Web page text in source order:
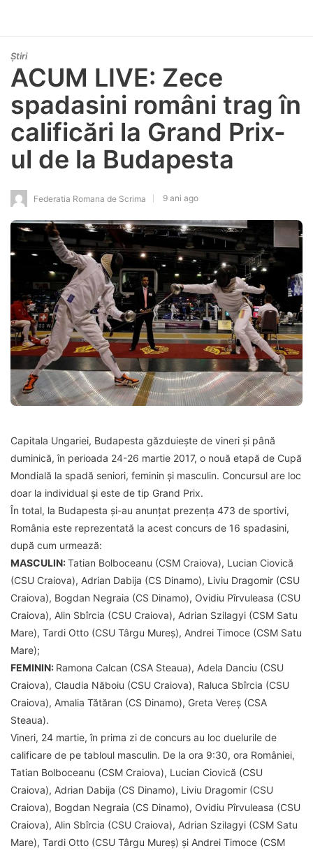
Știri
ACUM LIVE: Zece
spadasini români trag în
calificări la Grand Prix-
ul de la Budapesta
Federatia Romana de Scrima 9 ani ago
Capitala Ungariei, Budapesta găzduiește de vineri și până
duminică, în perioada 24-26 martie 2017, o nouă etapă de Cupă
Mondială la spadă seniori, feminin și masculin. Concursul are loc
doar la individual și este de tip Grand Prix.
În total, la Budapesta și-au anunțat prezența 473 de sportivi,
România este reprezentată la acest concurs de 16 spadasini,
după cum urmează:
MASCULIN:Tatian Bolboceanu (CSM Craiova), Lucian Ciovică
(CSU Craiova), Adrian Dabija (CS Dinamo), Liviu Dragomir (CSU
Craiova), Bogdan Negraia (CS Dinamo), Ovidiu Pîrvuleasa (CSU
Craiova), Alin Sbîrcia (CSU Craiova), Adrian Szilagyi (CSM Satu
Mare), Tardi Otto (CSU Târgu Mureș), Andrei Timoce (CSM Satu
Mare);
FEMININ: Ramona Calcan (CSA Steaua), Adela Danciu (CSU
Craiova), Claudia Năboiu (CSU Craiova), Raluca Sbîrcia (CSU
Craiova), Amalia Tătăran (CS Dinamo), Greta Vereș (CSA
Steaua).
Vineri, 24 martie, în prima zi de concurs au loc duelurile de
calificare de pe tabloul masculin. De la ora 9:30, ora României,
Tatian Bolboceanu (CSM Craiova), Lucian Ciovică (CSU
Craiova), Adrian Dabija (CS Dinamo), Liviu Dragomir (CSU
Craiova), Bogdan Negraia (CS Dinamo), Ovidiu Pîrvuleasa (CSU
Craiova), Alin Sbîrcia (CSU Craiova), Adrian Szilagyi (CSM Satu
Mare), Tardi Otto (CSU Târgu Mureș) și Andrei Timoce (CSM